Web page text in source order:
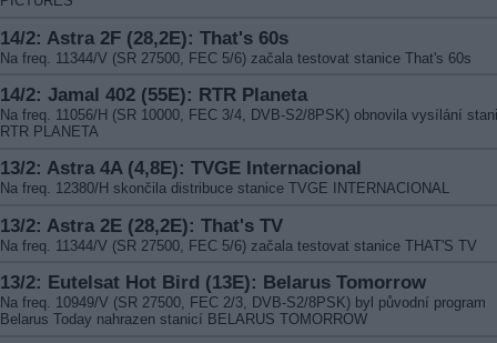
14/2: Astra 2F (28,2E): That's 60s
Na freq. 11344/V (SR 27500, FEC 5/6) začala testovat stanice That's 60s
14/2: Jamal 402 (55E): RTR Planeta
Na freq. 11056/H (SR 10000, FEC 3/4, DVB-S2/8PSK) obnovila vysílání
RTR PLANETA
13/2: Astra 4A (4,8E): TVGE Internacional
Na freq. 12380/H skončila distribuce stanice TVGE INTERNACIONAL
13/2: Astra 2E (28,2E): That's TV
Na freq. 11344/V (SR 27500, FEC 5/6) začala testovat stanice THAT'S TV
13/2: Eutelsat Hot Bird (13E): Belarus Tomorrow
Na freq. 10949/V (SR 27500, FEC 2/3, DVB-S2/8PSK) byl původní program
Belarus Today nahrazen stanicí BELARUS TOMORROW